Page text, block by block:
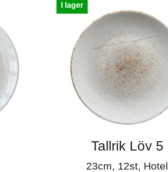
I lager
Tallrik Löv 5
23cm, 12st, Hotel